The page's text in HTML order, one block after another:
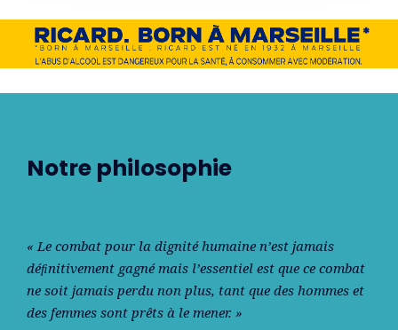
Notre philosophie
« Le combat pour la dignité humaine n’est jamais
déﬁnitivement gagné mais l’essentiel est que ce combat
ne soit jamais perdu non plus, tant que des hommes et
des femmes sont prêts à le mener. »